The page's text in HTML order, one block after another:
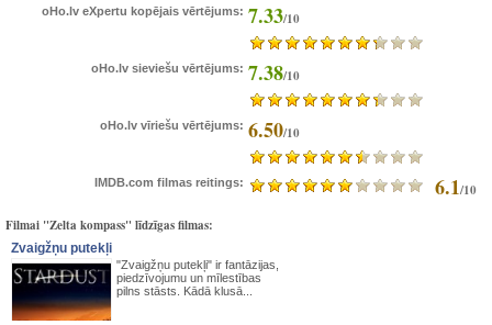
oHo.lv eXpertu kopējais vērtējums: 7.33/10
oHo.lv sieviešu vērtējums: 7.38/10
oHo.lv vīriešu vērtējums: 6.50/10
IMDB.com filmas reitings: 6.1/10
Filmai "Zelta kompass" līdzīgas filmas:
Zvaigžņu putekļi
"Zvaigžņu putekļi" ir fantāzijas,
piedzīvojumu un mīlestības
pilns stāsts. Kādā klusā...